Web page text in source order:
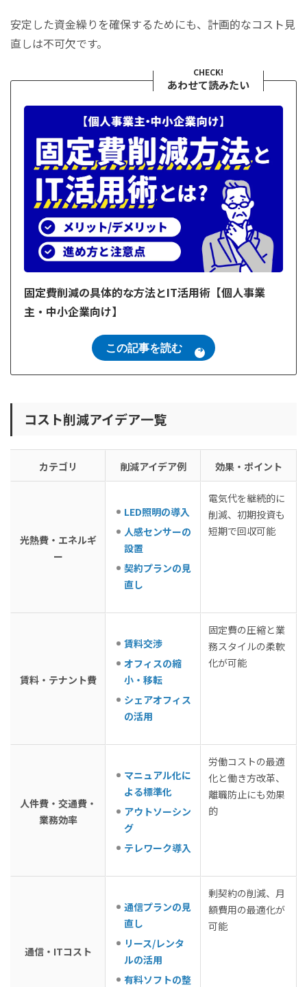
安定した資金繰りを確保するためにも、計画的なコスト見
直しは不可欠です。
CHECK!
あわせて読みたい
固定費削減の具体的な方法とIT活用術【個人事業
主・中小企業向け】
この記事を読む
コスト削減アイデア一覧
カテゴリ 削減アイデア例 効果・ポイント
光熱費・エネルギ
ー
LED照明の導入
人感センサーの
設置
契約プランの見
直し
電気代を継続的に
削減、初期投資も
短期で回収可能
賃料・テナント費
賃料交渉
オフィスの縮
小・移転
シェアオフィス
の活用
固定費の圧縮と業
務スタイルの柔軟
化が可能
人件費・交通費・
業務効率
マニュアル化に
よる標準化
アウトソーシン
グ
テレワーク導入
労働コストの最適
化と働き方改革、
離職防止にも効果
的
通信・ITコスト
通信プランの見
直し
リース/レンタ
ルの活用
有料ソフトの整
剰契約の削減、月
額費用の最適化が
可能